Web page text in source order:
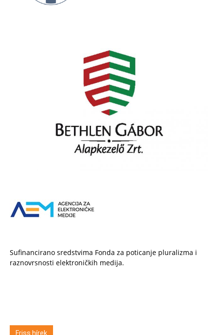
Sufinancirano sredstvima Fonda za poticanje pluralizma i
raznovrsnosti elektroničkih medija.
Friss hírek